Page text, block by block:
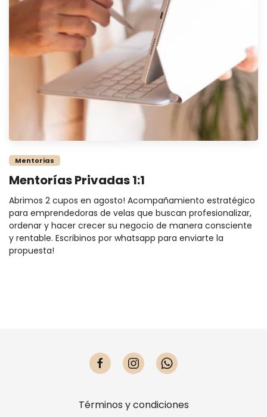
Mentorias
Mentorías Privadas 1:1
Abrimos 2 cupos en agosto! Acompañamiento estratégico
para emprendedoras de velas que buscan profesionalizar,
ordenar y hacer crecer su negocio de manera consciente
y rentable. Escribinos por whatsapp para enviarte la
propuesta!
Términos y condiciones